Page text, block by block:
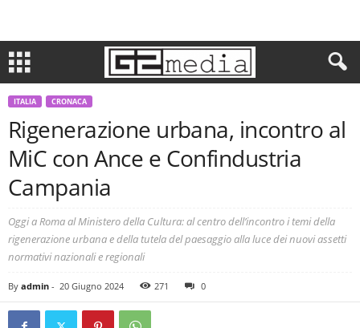
ITALIA CRONACA
Rigenerazione urbana, incontro al
MiC con Ance e Confindustria
Campania
Oggi a Roma al Ministero della Cultura: al centro dell’incontro i temi della
rigenerazione urbana e della tutela del paesaggio alla luce dei nuovi assetti
normativi nazionali e regionali
By admin - 20 Giugno 2024 271 0